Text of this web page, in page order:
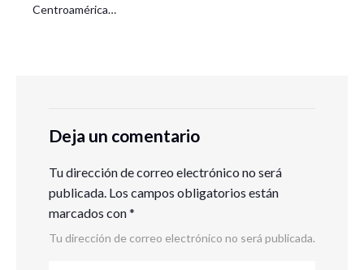
Centroamérica…
Deja un comentario
Tu dirección de correo electrónico no será
publicada. Los campos obligatorios están
marcados con*
Tu dirección de correo electrónico no será publicada.